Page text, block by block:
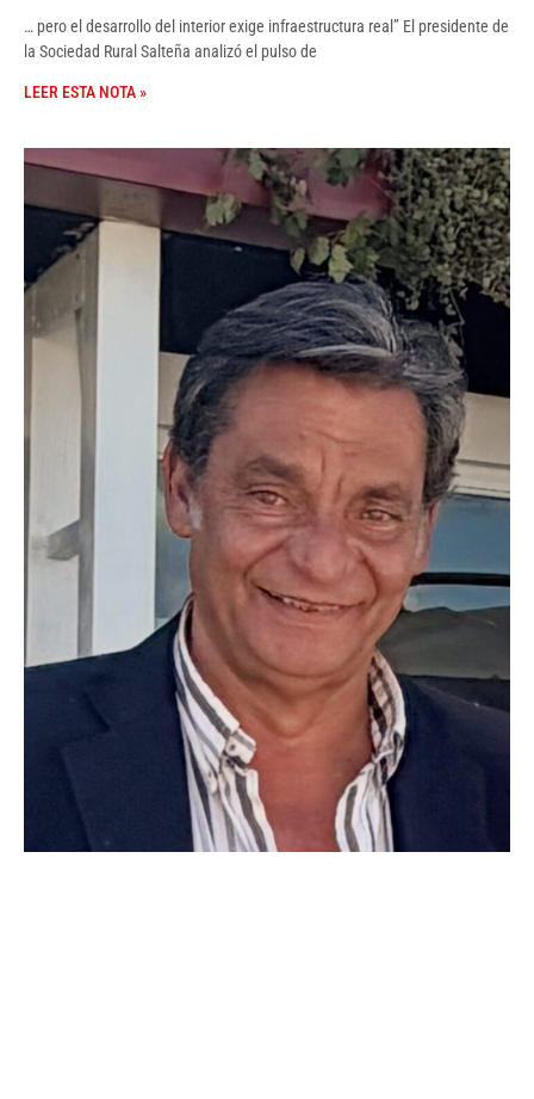
… pero el desarrollo del interior exige infraestructura real” El presidente de
la Sociedad Rural Salteña analizó el pulso de
LEER ESTA NOTA »